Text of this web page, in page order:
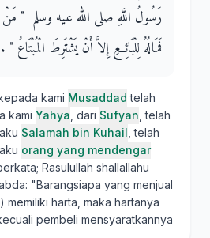
رَسُولُ اللَّهِ صلى الله عليه وسلم ‏ "‏
فَمَالُهُ لِلْبَائِعِ إِلاَّ أَنْ يَشْتَرِطَ الْمُبْتَاعُ ‏"‏ ‏.‏
kami Musaddad telah
kami Yahya , dari Sufyan , telah
Salamah bin Kuhail , telah
orang yang mendengar
Rasulullah shallallahu
"Barangsiapa yang menjual
harta, maka hartanya
pembeli mensyaratkannya